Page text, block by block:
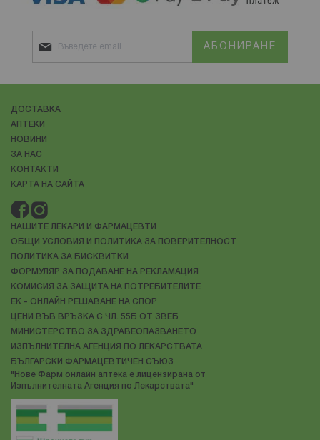
АБОНИРАНЕ
ДОСТАВКА
АПТЕКИ
НОВИНИ
ЗА НАС
КОНТАКТИ
КАРТА НА САЙТА
НАШИТЕ ЛЕКАРИ И ФАРМАЦЕВТИ
ОБЩИ УСЛОВИЯ И ПОЛИТИКА ЗА ПОВЕРИТЕЛНОСТ
ПОЛИТИКА ЗА БИСКВИТКИ
ФОРМУЛЯР ЗА ПОДАВАНЕ НА РЕКЛАМАЦИЯ
КОМИСИЯ ЗА ЗАЩИТА НА ПОТРЕБИТЕЛИТЕ
ЕК - ОНЛАЙН РЕШАВАНЕ НА СПОР
ЦЕНИ ВЪВ ВРЪЗКА С ЧЛ. 55Б ОТ ЗВЕБ
МИНИСТЕРСТВО ЗА ЗДРАВЕОПАЗВАНЕТО
ИЗПЪЛНИТЕЛНА АГЕНЦИЯ ПО ЛЕКАРСТВАТА
БЪЛГАРСКИ ФАРМАЦЕВТИЧЕН СЪЮЗ
"Нове Фарм онлайн аптека е лицензирана от
Изпълнителната Агенция по Лекарствата"